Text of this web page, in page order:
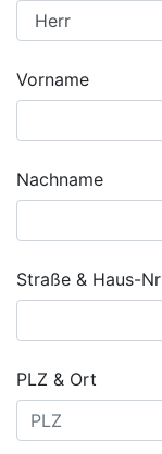
Vorname
Nachname
Straße & Haus-Nr
PLZ & Ort